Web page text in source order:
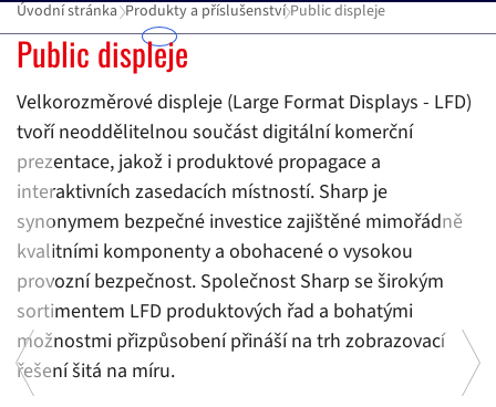
Úvodní stránka Produkty a příslušenství Public displeje
Public displeje
Public displeje
Velkorozměrové displeje (Large Format Displays - LFD)
tvoří neoddělitelnou součást digitální komerční
prezentace, jakož i produktové propagace a
interaktivních zasedacích místností. Sharp je
synonymem bezpečné investice zajištěné mimořádně
kvalitními komponenty a obohacené o vysokou
provozní bezpečnost. Společnost Sharp se širokým
sortimentem LFD produktových řad a bohatými
možnostmi přizpůsobení přináší na trh zobrazovací
řešení šitá na míru.